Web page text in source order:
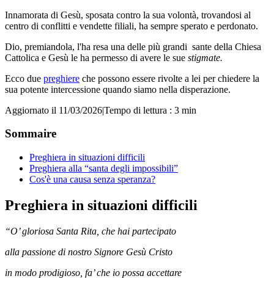
Innamorata di Gesù, sposata contro la sua volontà, trovandosi al
centro di conflitti e vendette filiali, ha sempre sperato e perdonato.
Dio, premiandola, l'ha resa una delle più grandi sante della Chiesa
Cattolica e Gesù le ha permesso di avere le sue stigmate.
Ecco due preghiere che possono essere rivolte a lei per chiedere la
sua potente intercessione quando siamo nella disperazione.
Aggiornato il 11/03/2026|Tempo di lettura : 3 min
Sommaire
Preghiera in situazioni difficili
Preghiera alla “santa degli impossibili”
Cos'è una causa senza speranza?
Preghiera in situazioni difficili
“O’ gloriosa Santa Rita, che hai partecipato
alla passione di nostro Signore Gesù Cristo
in modo prodigioso, fa’ che io possa accettare